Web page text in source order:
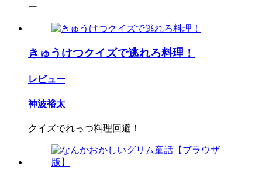
ー
きゅうけつクイズで逃れろ料理！
レビュー
神波裕太
クイズでれっつ料理回避！